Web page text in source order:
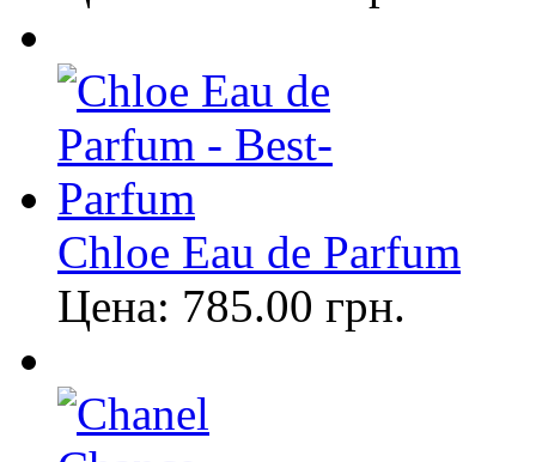
Chloe Eau de Parfum
Цена: 785.00 грн.